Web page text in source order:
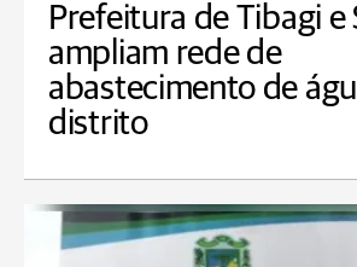
Prefeitura de Tibagi e
ampliam rede de
abastecimento de
distrito